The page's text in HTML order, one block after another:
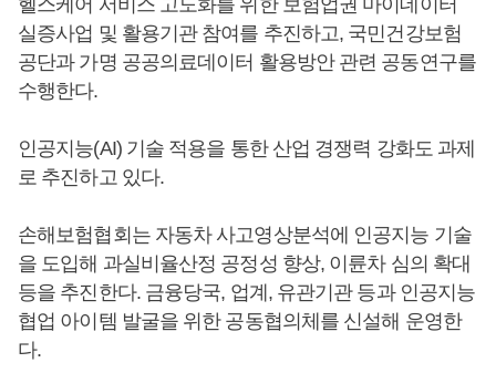
헬스케어 서비스 고도화를 위한 보험업권 마이데이터
실증사업 및 활용기관 참여를 추진하고, 국민건강보험
공단과 가명 공공의료데이터 활용방안 관련 공동연구를
수행한다.
인공지능(AI) 기술 적용을 통한 산업 경쟁력 강화도 과제
로 추진하고 있다.
손해보험협회는 자동차 사고영상분석에 인공지능 기술
을 도입해 과실비율산정 공정성 향상, 이륜차 심의 확대
등을 추진한다. 금융당국, 업계, 유관기관 등과 인공지능
협업 아이템 발굴을 위한 공동협의체를 신설해 운영한
다.